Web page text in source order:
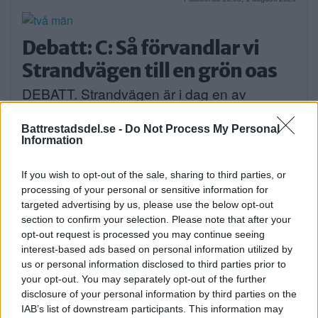
Battrestadsdel.se - Do Not Process My Personal
Information
If you wish to opt-out of the sale, sharing to third parties, or
processing of your personal or sensitive information for
targeted advertising by us, please use the below opt-out
section to confirm your selection. Please note that after your
opt-out request is processed you may continue seeing
interest-based ads based on personal information utilized by
us or personal information disclosed to third parties prior to
your opt-out. You may separately opt-out of the further
disclosure of your personal information by third parties on the
IAB’s list of downstream participants. This information may
Debatt: C: Så förvandlar vi
Strandvägen till en grön oas
DEBATT. Strandvägen är i dag en av
Man anhållen efter våldsdåd i
villa
På torsdagsmorgonen grep polisen en man
som tagit […]
Publicerad 09:53, 30 juli 2026